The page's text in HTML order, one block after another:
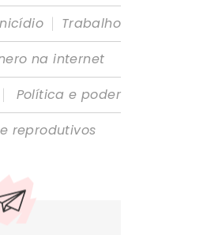
| Trabalho
na internet
|
Política e poder
reprodutivos